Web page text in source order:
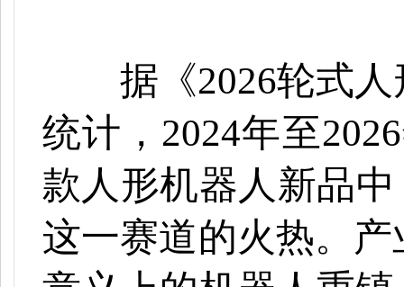
据《2026轮式
统计，2024年至
款人形机器人新品
这一赛道的火热。